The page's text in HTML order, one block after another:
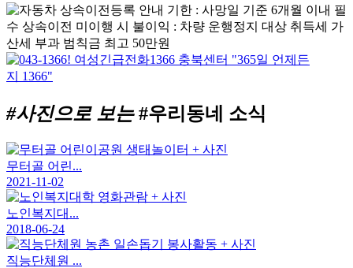
#사진으로 보는#우리동네 소식
무터골 어린...
2021-11-02
노인복지대...
2018-06-24
직능단체원 ...